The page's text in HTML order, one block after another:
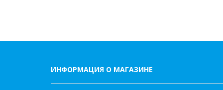
ИНФОРМАЦИЯ О МАГАЗИНЕ